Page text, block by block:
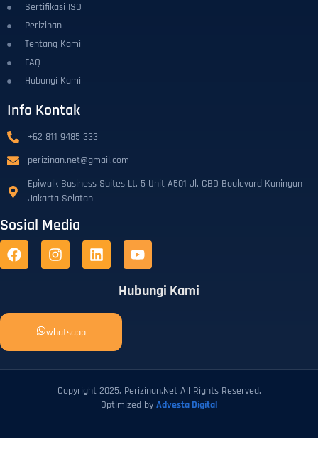
Sertifikasi ISO
Perizinan
Tentang Kami
FAQ
Hubungi Kami
Info Kontak
+62 811 9485 333
perizinan.net@gmail.com
Epiwalk Business Suites Lt. 5 Unit A501 Jl. CBD Boulevard Kuningan
Jakarta Selatan
Sosial Media
Hubungi Kami
whatsapp
Copyright 2025, Perizinan.Net All Rights Reserved.
Optimized by Advesta Digital